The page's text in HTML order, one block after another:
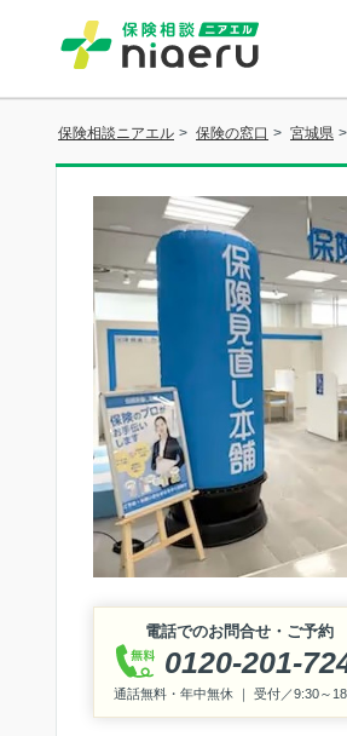
保険相談ニアエル > 保険の窓口 > 宮城県 >
電話でのお問合せ・ご予約
0120-201-
通話無料・年中無休 ｜ 受付／9:30～